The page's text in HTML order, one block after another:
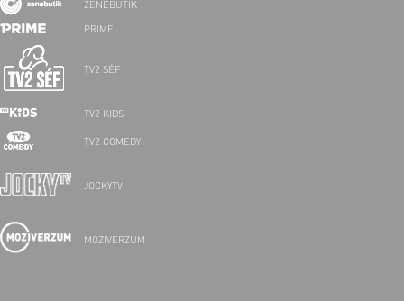
ZENEBUTIK
PRIME
TV2 SÉF
TV2 KIDS
TV2 COMEDY
JOCKYTV
MOZIVERZUM